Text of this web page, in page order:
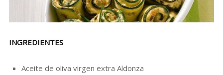
INGREDIENTES
Aceite de oliva virgen extra Aldonza